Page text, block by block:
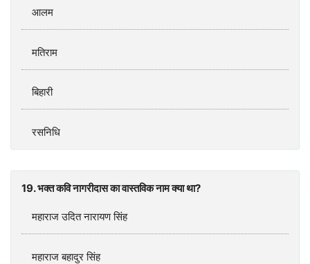
आलम
मतिराम
बिहारी
रसनिधि
19. भक्त कवि नागरीदास का वास्तविक नाम क्या था?
महाराज उदित नारायण सिंह
महाराज बहादुर सिंह